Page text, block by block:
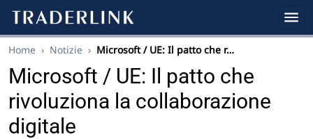
Home › Notizie › Microsoft / UE: Il patto che r…
Microsoft / UE: Il patto che
rivoluziona la collaborazione
digitale